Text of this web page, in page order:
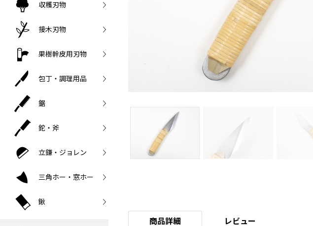
収穫刃物
接木刃物
果樹幹皮用刃物
包丁・調理用品
鋸
鉈・斧
立鎌・ジョレン
三角ホー・窓ホー
鍬
商品詳細 レビュー